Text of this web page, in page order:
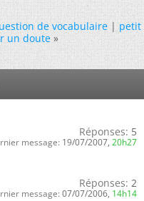
de vocabulaire|petit
un doute »
Réponses: 5
message: 19/07/2007, 20h27
Réponses: 2
message: 07/07/2006, 14h14